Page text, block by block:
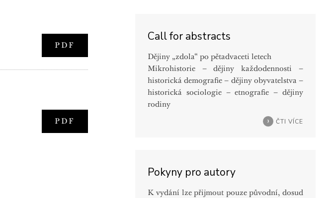
PDF
PDF
Call for abstracts
Dějiny „zdola“ po pětadvaceti letech
Mikrohistorie – dějiny každodennosti –
historická demografie – dějiny obyvatelstva –
historická sociologie – etnografie – dějiny
rodiny
ČTI VÍCE
Pokyny pro autory
K vydání lze přijmout pouze původní, dosud